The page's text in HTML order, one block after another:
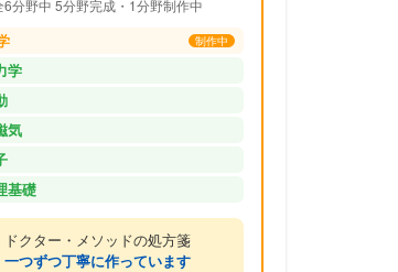
6分野中 5分野完成・1分野制作中
制作中
学
気
基礎
ドクター・メソッドの処方箋
一つずつ丁寧に作っています